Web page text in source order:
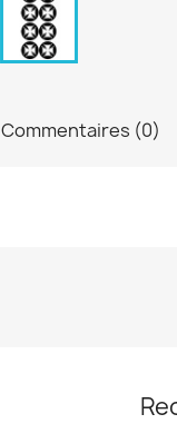
Commentaires (0)